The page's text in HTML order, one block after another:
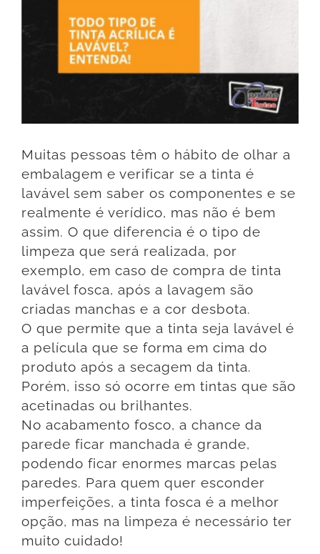
Muitas pessoas têm o hábito de olhar a
embalagem e verificar se a tinta é
lavável sem saber os componentes e se
realmente é verídico, mas não é bem
assim. O que diferencia é o tipo de
limpeza que será realizada, por
exemplo, em caso de compra de tinta
lavável fosca, após a lavagem são
criadas manchas e a cor desbota.
O que permite que a tinta seja lavável é
a película que se forma em cima do
produto após a secagem da tinta.
Porém, isso só ocorre em tintas que são
acetinadas ou brilhantes.
No acabamento fosco, a chance da
parede ficar manchada é grande,
podendo ficar enormes marcas pelas
paredes. Para quem quer esconder
imperfeições, a tinta fosca é a melhor
opção, mas na limpeza é necessário ter
muito cuidado!